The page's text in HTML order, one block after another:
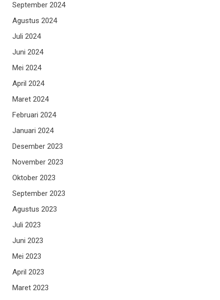
September 2024
Agustus 2024
Juli 2024
Juni 2024
Mei 2024
April 2024
Maret 2024
Februari 2024
Januari 2024
Desember 2023
November 2023
Oktober 2023
September 2023
Agustus 2023
Juli 2023
Juni 2023
Mei 2023
April 2023
Maret 2023